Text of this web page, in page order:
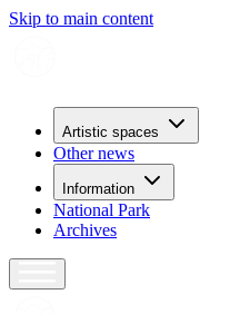
Skip to main content
Artistic spaces
Other news
Information
National Park
Archives